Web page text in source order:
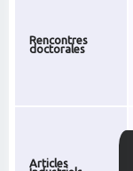
Rencontres
doctorales
Articles